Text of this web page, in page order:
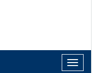
Toggle
navigation